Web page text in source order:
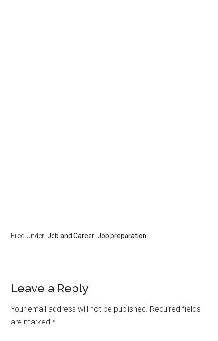
Filed Under:Job and Career ,Job preparation
Leave a Reply
Your email address will not be published. Required fields
are marked*